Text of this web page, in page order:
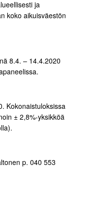
ja
koko aikuisväestön
8.4. – 14.4.2020
Kokonaistuloksissa
± 2,8%-yksikköä
p. 040 553